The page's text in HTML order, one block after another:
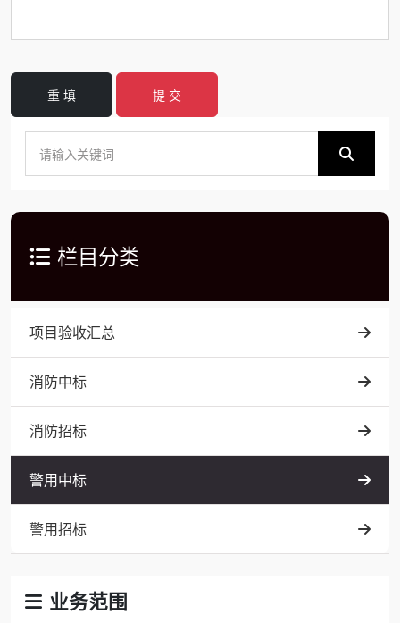
重 填 提 交
栏目分类
项目验收汇总
消防中标
消防招标
警用中标
警用招标
业务范围